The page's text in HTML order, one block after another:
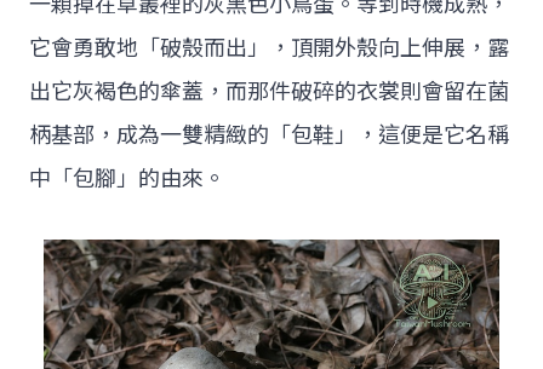
它會勇敢地「破殼而出」，頂開外殼向上伸展，露
出它灰褐色的傘蓋，而那件破碎的衣裳則會留在菌
柄基部，成為一雙精緻的「包鞋」，這便是它名稱
中「包腳」的由來。